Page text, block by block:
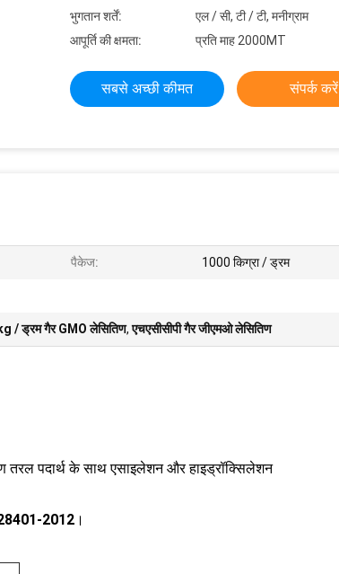
भुगतान शर्तें:
एल / सी, टी / टी, मनीग्राम
आपूर्ति की क्षमता:
प्रति माह 2000MT
सबसे अच्छी कीमत संपर्क करें
पैकेज: 1000 किग्रा / ड्रम
/ ड्रम गैर GMO लेसितिण,एचएसीसीपी गैर जीएमओ लेसितिण
तरल पदार्थ के साथ एसाइलेशन और हाइड्रॉक्सिलेशन
2012 ।